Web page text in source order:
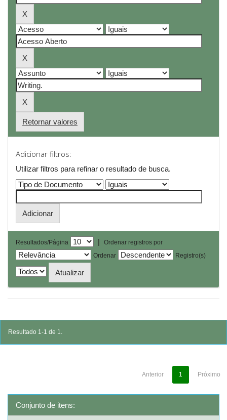
Retornar valores
Adicionar filtros:
Utilizar filtros para refinar o resultado de busca.
Resultados/Página |
Ordenar registros por
Ordenar
Registro(s)
Resultado 1-1 de 1.
Anterior 1 Próximo
Conjunto de itens: